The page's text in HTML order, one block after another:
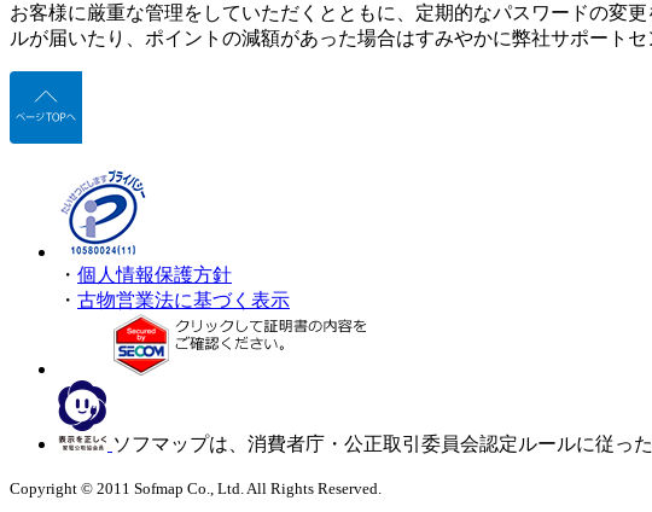
お客様に厳重な管理をしていただくとともに、定期的なパスワードの変
ルが届いたり、ポイントの減額があった場合はすみやかに弊社サポート
・ 個人情報保護方針
・ 古物営業法に基づく表示
ソフマップは、消費者庁・公正取引委員会認定ルールに従っ
Copyright © 2011 Sofmap Co., Ltd. All Rights Reserved.